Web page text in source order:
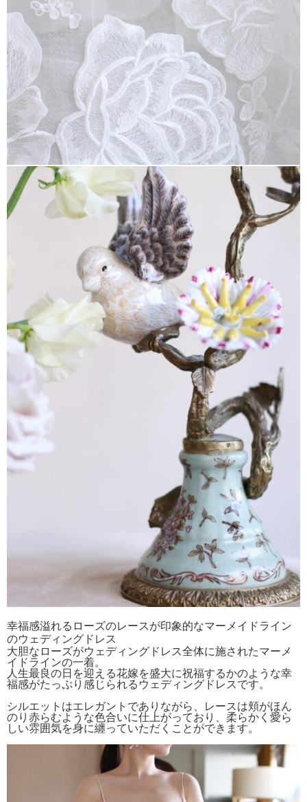
幸福感溢れるローズのレースが印象的なマーメイドライン
のウェディングドレス
大胆なローズがウェディングドレス全体に施されたマーメ
イドラインの一着。
人生最良の日を迎える花嫁を盛大に祝福するかのような幸
福感がたっぷり感じられるウェディングドレスです。
シルエットはエレガントでありながら、レースは頬がほん
のり赤らむような色合いに仕上がっており、柔らかく愛ら
しい雰囲気を身に纏っていただくことができます。